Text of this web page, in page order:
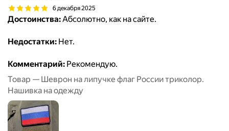
6 декабря 2025
Достоинства:Абсолютно, как на сайте.
Недостатки: Нет.
Комментарий: Рекомендую.
Товар — Шеврон на липучке флаг России триколор.
Нашивка на одежду